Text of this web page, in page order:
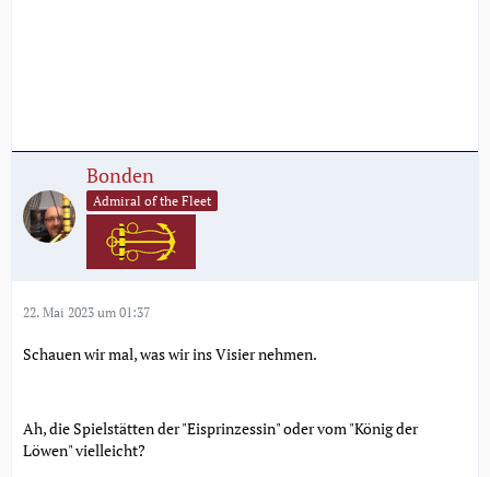
Bonden
Admiral of the Fleet
22. Mai 2023 um 01:37
Schauen wir mal, was wir ins Visier nehmen.
Ah, die Spielstätten der "Eisprinzessin" oder vom "König der
Löwen" vielleicht?